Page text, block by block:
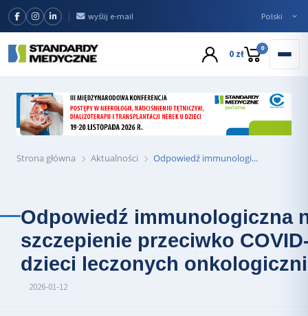
wyślij e-mail
0 zł 0
Strona główna Aktualności Odpowiedź immunologi...
Odpowiedź immunologiczna
szczepienie przeciwko
dzieci leczonych
2026-01-12